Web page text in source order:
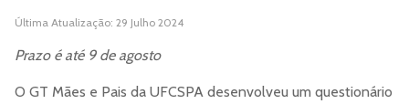
Última Atualização: 29 Julho 2024
Prazo é até 9 de agosto
O GT Mães e Pais da UFCSPA desenvolveu um questionário